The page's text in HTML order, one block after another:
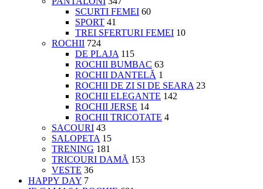
SCURTI FEMEI 60
SPORT 41
TREI SFERTURI FEMEI 10
ROCHII 724
DE PLAJA 115
ROCHII BUMBAC 63
ROCHII DANTELĂ 1
ROCHII DE ZI SI DE SEARA 23
ROCHII ELEGANTE 142
ROCHII JERSE 14
ROCHII TRICOTATE 4
SACOURI 43
SALOPETA 15
TRENING 181
TRICOURI DAMĂ 153
VESTE 36
HAPPY DAY 7